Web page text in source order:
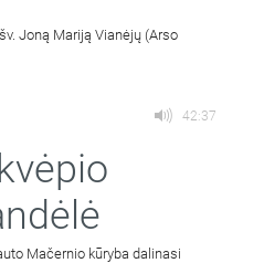
Joną Mariją Vianėjų (Arso
42:37
Mačernio kūryba dalinasi